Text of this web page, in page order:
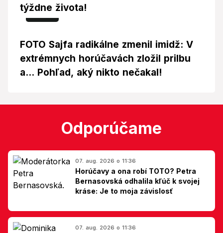
týždne života!
Foto
FOTO Sajfa radikálne zmenil imidž: V
extrémnych horúčavách zložil prilbu
a... Pohľad, aký nikto nečakal!
Odporúčame
07. aug. 2026 o 11:36
Horúčavy a ona robí TOTO? Petra
Bernasovská odhalila kľúč k svojej
kráse: Je to moja závislosť
07. aug. 2026 o 11:36